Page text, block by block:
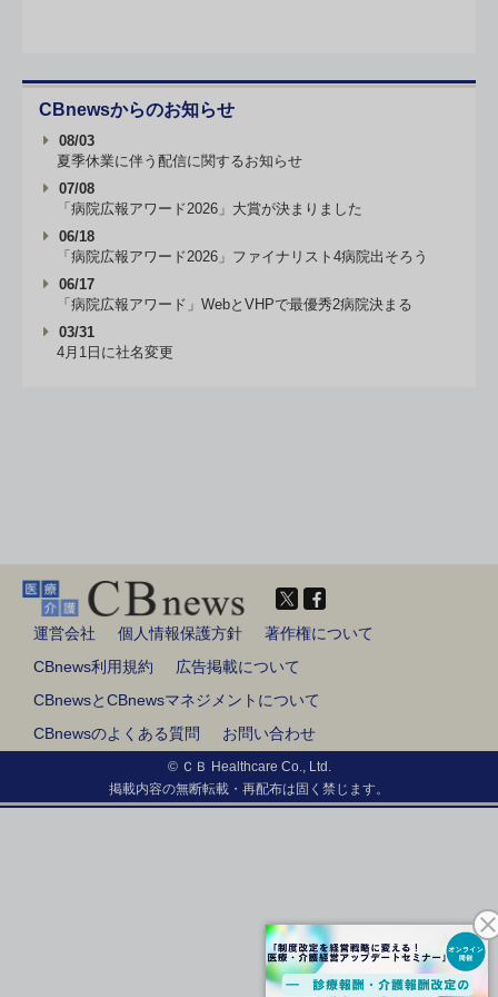
CBnewsからのお知らせ
08/03
夏季休業に伴う配信に関するお知らせ
07/08
「病院広報アワード2026」大賞が決まりました
06/18
「病院広報アワード2026」ファイナリスト4病院出そろう
06/17
「病院広報アワード」WebとVHPで最優秀2病院決まる
03/31
4月1日に社名変更
運営会社 個人情報保護方針
著作権について
CBnews利用規約
広告掲載について
CBnewsとCBnewsマネジメントについて
CBnewsのよくある質問
お問い合わせ
© ＣＢ Healthcare Co., Ltd.
掲載内容の無断転載・再配布は固く禁じます。